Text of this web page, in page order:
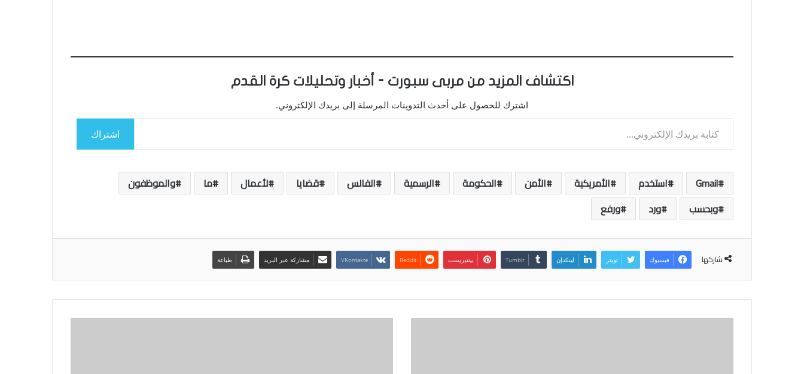
اكتشاف المزيد من مربى سبورت - أخبار وتحليلات كرة القدم
اشترك للحصول على أحدث التدوينات المرسلة إلى بريدك الإلكتروني.
كتابة بريدك الإلكتروني...
اشتراك
Gmail استخدم الأمريكية الأمن الحكومة الرسمية الفالس قضايا لأعمال ما
والموظفون
وبحسب
ورد ورفع
شاركها فيسبوك تويتر لينكدإن بينتيريست مشاركة عبر البريد طباعة